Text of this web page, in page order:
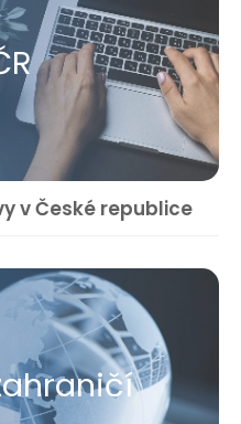
v České republice